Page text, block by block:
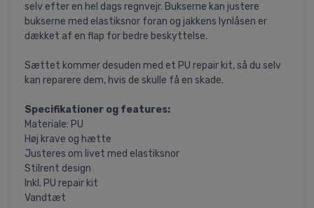
selv efter en hel dags regnvejr. Bukserne kan justere
bukserne med elastiksnor foran og jakkens lynlåsen er
dækket af en flap for bedre beskyttelse.
Sættet kommer desuden med et PU repair kit, så du selv
kan reparere dem, hvis de skulle få en skade.
Specifikationer og features:
Materiale: PU
Høj krave og hætte
Justeres om livet med elastiksnor
Stilrent design
Inkl. PU repair kit
Vandtæt